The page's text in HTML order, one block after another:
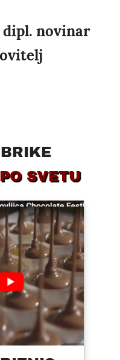
novinar
SVETU